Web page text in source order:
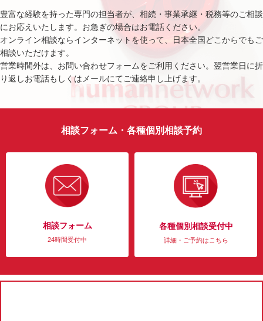
豊富な経験を持った専門の担当者が、相続・事業承継・税務等のご相談
にお応えいたします。お急ぎの場合はお電話ください。
オンライン相談ならインターネットを使って、日本全国どこからでもご
相談いただけます。
営業時間外は、お問い合わせフォームをご利用ください。翌営業日に折
り返しお電話もしくはメールにてご連絡申し上げます。
相談フォーム・各種個別相談予約
相談フォーム
24時間受付中
各種個別相談受付中
詳細・ご予約はこちら